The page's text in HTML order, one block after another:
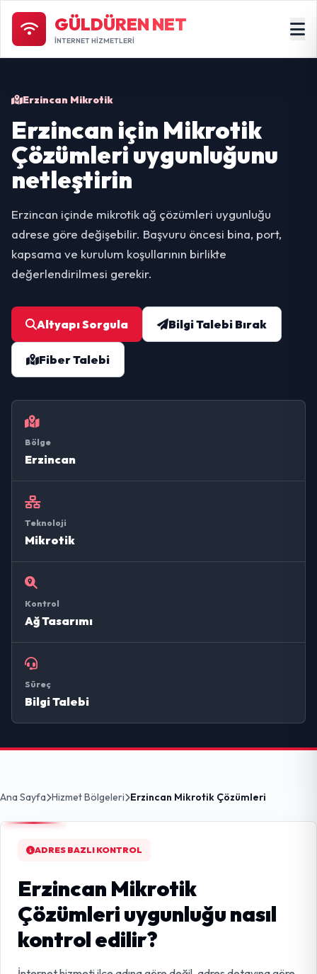
GÜLDÜREN NET
İNTERNET HİZMETLERİ
Erzincan Mikrotik
Erzincan için Mikrotik
Çözümleri uygunluğunu
netleştirin
Erzincan içinde mikrotik ağ çözümleri uygunluğu
adrese göre değişebilir. Başvuru öncesi bina, port,
kapsama ve kurulum koşullarının birlikte
değerlendirilmesi gerekir.
Altyapı Sorgula Bilgi Talebi Bırak
Fiber Talebi
Bölge
Erzincan
Teknoloji
Mikrotik
Kontrol
Ağ Tasarımı
Süreç
Bilgi Talebi
Ana Sayfa Hizmet Bölgeleri Erzincan Mikrotik Çözümleri
ADRES BAZLI KONTROL
Erzincan Mikrotik
Çözümleri uygunluğu nasıl
kontrol edilir?